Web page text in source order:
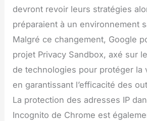
devront revoir leurs stratégies
préparaient à un environnement
Malgré ce changement, Google
projet Privacy Sandbox, axé sur
de technologies pour protéger la
en garantissant l’efficacité des
La protection des adresses IP
Incognito de Chrome est